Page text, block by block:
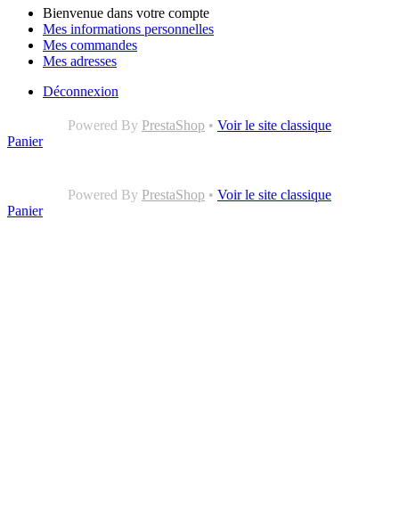
Bienvenue dans votre compte
Mes informations personnelles
Mes commandes
Mes adresses
Déconnexion
Powered By PrestaShop • Voir le site classique
Panier
Powered By PrestaShop • Voir le site classique
Panier